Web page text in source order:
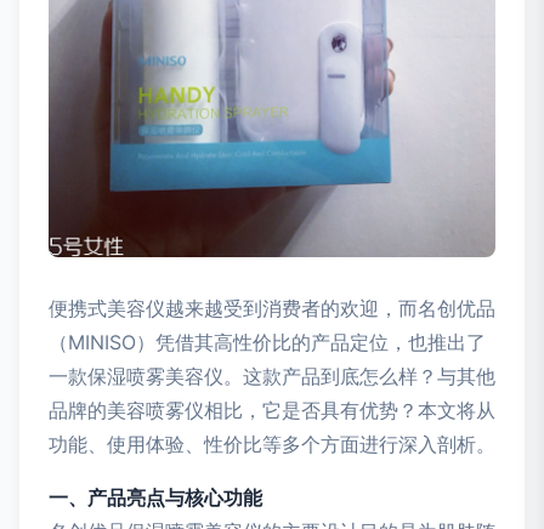
便携式美容仪越来越受到消费者的欢迎，而名创优品
（MINISO）凭借其高性价比的产品定位，也推出了
一款保湿喷雾美容仪。这款产品到底怎么样？与其他
品牌的美容喷雾仪相比，它是否具有优势？本文将从
功能、使用体验、性价比等多个方面进行深入剖析。
一、产品亮点与核心功能